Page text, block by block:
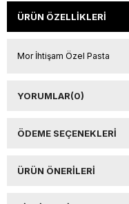
ÜRÜN ÖZELLIKLERI
Mor İhtişam Özel Pasta
YORUMLAR(0)
ÖDEME SEÇENEKLERI
ÜRÜN ÖNERILERI